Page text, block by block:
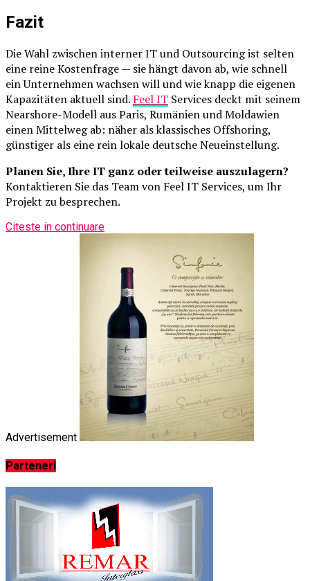
Fazit
Die Wahl zwischen interner IT und Outsourcing ist selten
eine reine Kostenfrage — sie hängt davon ab, wie schnell
ein Unternehmen wachsen will und wie knapp die eigenen
Kapazitäten aktuell sind. Feel IT Services deckt mit seinem
Nearshore-Modell aus Paris, Rumänien und Moldawien
einen Mittelweg ab: näher als klassisches Offshoring,
günstiger als eine rein lokale deutsche Neueinstellung.
Planen Sie, Ihre IT ganz oder teilweise auszulagern?
Kontaktieren Sie das Team von Feel IT Services, um Ihr
Projekt zu besprechen.
Citeste in continuare
Advertisement
Parteneri